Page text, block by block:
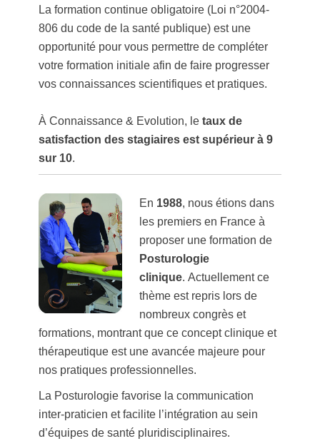
La formation continue obligatoire (Loi n°2004-
806 du code de la santé publique) est une
opportunité pour vous permettre de compléter
votre formation initiale afin de faire progresser
vos connaissances scientifiques et pratiques.
À Connaissance & Evolution, le taux de
satisfaction des stagiaires est supérieur à 9
sur 10.
En 1988, nous étions dans
les premiers en France à
proposer une formation de
Posturologie
clinique. Actuellement ce
thème est repris lors de
nombreux congrès et
formations, montrant que ce concept clinique et
thérapeutique est une avancée majeure pour
nos pratiques professionnelles.
La Posturologie favorise la communication
inter-praticien et facilite l’intégration au sein
d’équipes de santé pluridisciplinaires.